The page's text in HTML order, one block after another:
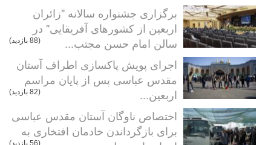
برگزاری جشنواره سالانه "زائران
اربعین از کشورهای آفریقایی" در
سالن امام حسن مجتب...
(88 بازدید)
اجرای پویش پاکسازی اطراف آستان
مقدس عباسی پس از پایان مراسم
اربعین...
(82 بازدید)
اختصاص ناوگان آستان مقدس عباسی
برای بازگرداندن خادمان افتخاری به
(56 بازدید)